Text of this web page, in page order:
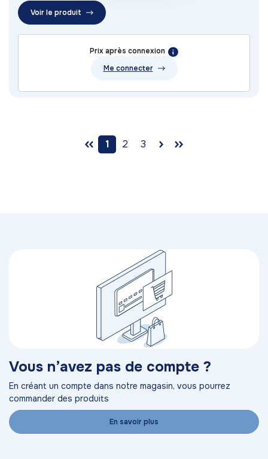
Voir le produit
Prix après connexion
Me connecter
1 2 3
Vous n’avez pas de compte ?
En créant un compte dans notre magasin, vous pourrez
commander des produits
En savoir plus